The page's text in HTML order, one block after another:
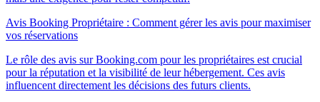
Avis Booking Propriétaire : Comment gérer les avis pour maximiser
vos réservations
Le rôle des avis sur Booking.com pour les propriétaires est crucial
pour la réputation et la visibilité de leur hébergement. Ces avis
influencent directement les décisions des futurs clients.